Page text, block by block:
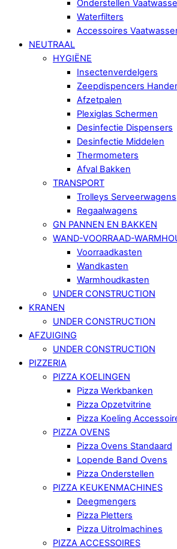
Onderstellen
Waterfilters
Accessoires
NEUTRAAL
HYGIËNE
Insectenverdelgers
Zeepdispencers
Afzetpalen
Plexiglas Schermen
Desinfectie Dispensers
Desinfectie Middelen
Thermometers
Afval Bakken
TRANSPORT
Trolleys Serveerwagens
Regaalwagens
GN PANNEN EN BAKKEN
WAND-VOORRAAD-
Voorraadkasten
Wandkasten
Warmhoudkasten
UNDER CONSTRUCTION
KRANEN
UNDER CONSTRUCTION
AFZUIGING
UNDER CONSTRUCTION
PIZZERIA
PIZZA KOELINGEN
Pizza Werkbanken
Pizza Opzetvitrine
Pizza Koeling
PIZZA OVENS
Pizza Ovens Standaard
Lopende Band Ovens
Pizza Onderstellen
PIZZA KEUKENMACHINES
Deegmengers
Pizza Pletters
Pizza Uitrolmachines
PIZZA ACCESSOIRES